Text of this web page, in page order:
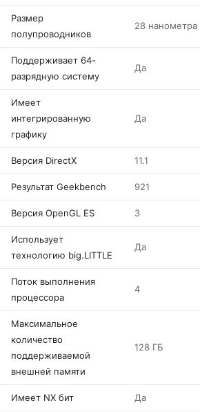
Размер
полупроводников
28 нанометра
Поддерживает 64-
разрядную систему
Да
Имеет
интегрированную
графику
Да
Версия DirectX 11.1
Результат Geekbench 921
Версия OpenGL ES 3
Использует
технологию big.LITTLE
Да
Поток выполнения
процессора
4
Максимальное
количество
поддерживаемой
внешней памяти
128 ГБ
Имеет NX бит Да